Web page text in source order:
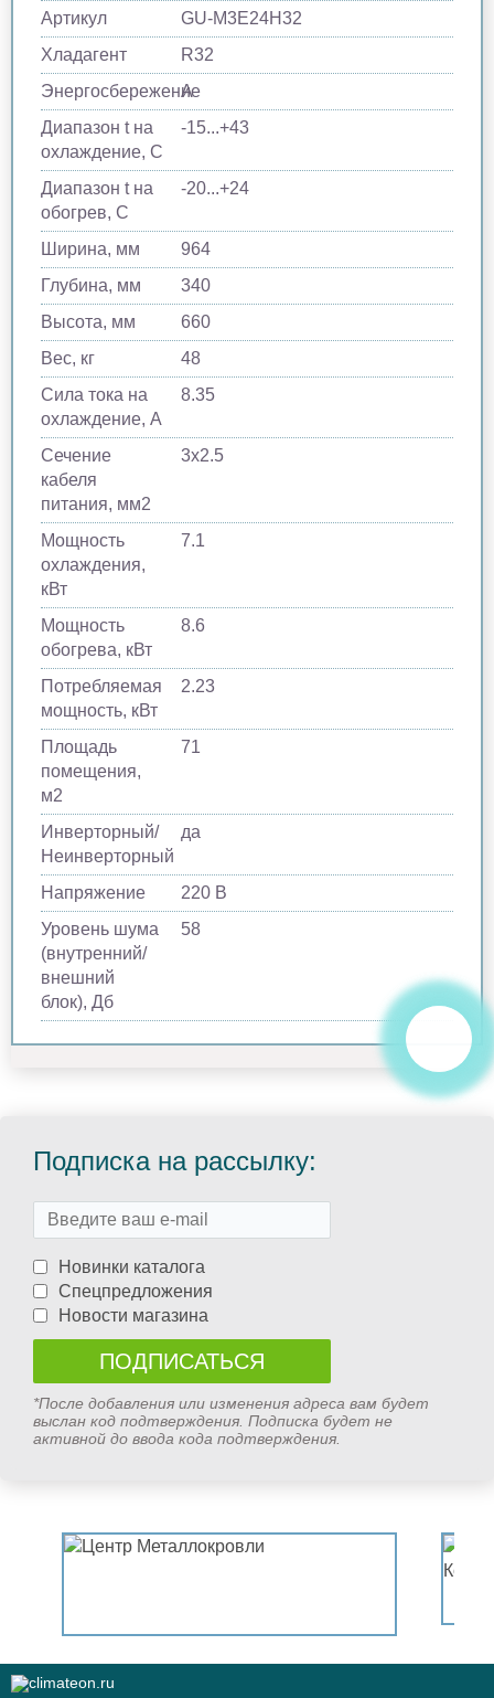
Артикул
GU-M3E24H32
Хладагент
R32
Энергосбережение
A
Диапазон t на
охлаждение, С
-15...+43
Диапазон t на
обогрев, С
-20...+24
Ширина, мм
964
Глубина, мм
340
Высота, мм
660
Вес, кг
48
Сила тока на
охлаждение, А
8.35
Сечение
кабеля
питания, мм2
3x2.5
Мощность
охлаждения,
кВт
7.1
Мощность
обогрева, кВт
8.6
Потребляемая
мощность, кВт
2.23
Площадь
помещения,
м2
71
Инверторный/
Неинверторный
да
Напряжение
220 В
Уровень шума
(внутренний/
внешний
блок), Дб
58
Подписка на рассылку:
Новинки каталога
Спецпредложения
Новости магазина
*После добавления или изменения адреса вам будет
выслан код подтверждения. Подписка будет не
активной до ввода кода подтверждения.